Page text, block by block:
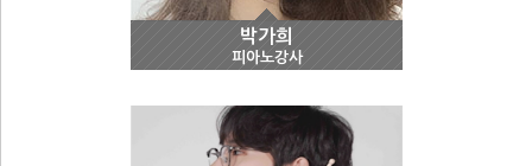
박가희
피아노강사